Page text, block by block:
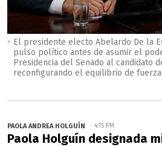
El presidente electo Abelardo De la
pulso político antes de asumir el
Presidencia del Senado al candidato
reconfigurando el equilibrio de
PAOLA ANDREA HOLGUÍN 4:15 PM
Paola Holguín designada